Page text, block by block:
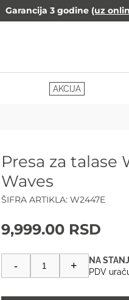
Garancija 3 godine (uz
AKCIJA
Presa za talase
Waves
ŠIFRA ARTIKLA: W2447E
9,999.00 RSD
-
talase
W2447E
+
PDV